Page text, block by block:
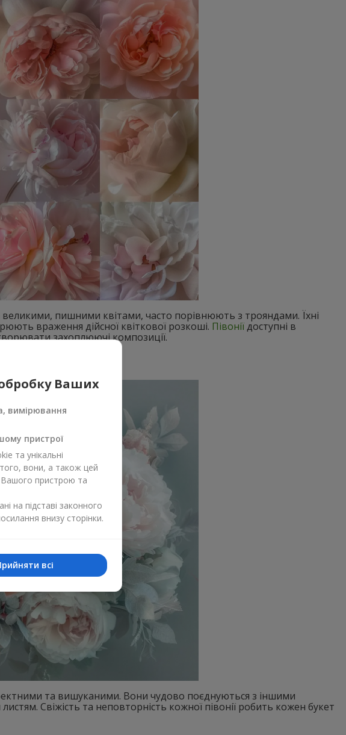
великими, пишними квітами, часто порівнюють з трояндами. Їхні
враження дійсної квіткової розкоші. Півоніїдоступні в
захоплюючі композиції.
та вишуканими. Вони чудово поєднуються з іншими
Свіжість та неповторність кожної півонії робить кожен букет
Ваших
вимірювання
пристрої
та унікальні
вони, а також цей
Вашого пристрою та
на підставі законного
внизу сторінки.
всі